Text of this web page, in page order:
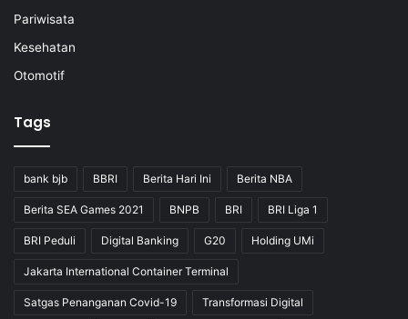
Pariwisata
Kesehatan
Otomotif
Tags
bank bjb BBRI Berita Hari Ini Berita NBA
Berita SEA Games 2021 BNPB BRI BRI Liga 1
BRI Peduli Digital Banking G20 Holding UMi
Jakarta International Container Terminal
Satgas Penanganan Covid-19 Transformasi Digital